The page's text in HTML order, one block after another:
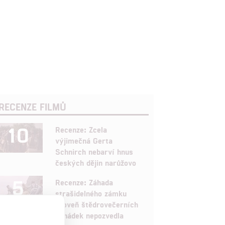
FILMŮ
10
Recenze: Zcela
výjimečná Gerta
Schnirch nebarví hnus
českých dějin narůžovo
5
Recenze: Záhada
strašidelného zámku
úroveň štědrovečerních
pohádek nepozvedla